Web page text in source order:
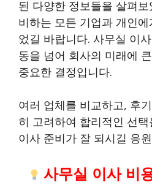
된 다양한 정보들을 살펴
비하는 모든 기업과 개인
었길 바랍니다. 사무실 이
동을 넘어 회사의 미래에
중요한 결정입니다.
여러 업체를 비교하고, 후
히 고려하여 합리적인 선
이사 준비가 잘 되시길 응
사무실 이사 비